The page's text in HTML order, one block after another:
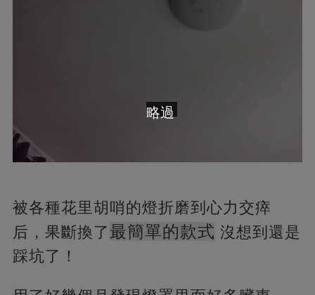
被各種花里胡哨的燈折磨到心力交瘁
后，果斷換了最簡單的款式 沒想到還是
踩坑了！
略過